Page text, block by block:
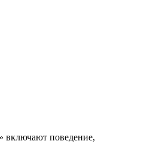
включают поведение,